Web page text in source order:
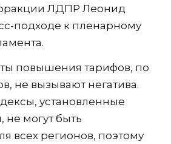
ЛДПР Леонид
подходе к пленарному
повышения тарифов, по
не вызывают негатива.
установленные
не могут быть
всех регионов, поэтому